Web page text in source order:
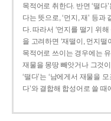
목적어로 취한다. 반면 ‘떨
다는 뜻으로, ‘먼지, 재’ 등
다. 따라서 ‘먼지를 떨기 위
을 고려하면 ‘재떨이, 먼지떨
목적어로 쓰이는 경우에는
재물을 몽땅 빼앗거나 그것
‘떨다’는 ‘남에게서 재물을
다’와 결합해 합성어로 쓸 때